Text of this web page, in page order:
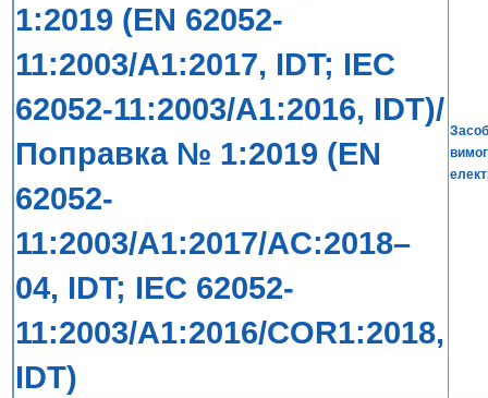
1:2019 (EN 62052-
11:2003/A1:2017, IDT; IEC
62052-11:2003/A1:2016, IDT)/
Поправка № 1:2019 (EN
62052-
11:2003/A1:2017/AC:2018–
04, IDT; IEC 62052-
11:2003/A1:2016/COR1:2018,
IDT)